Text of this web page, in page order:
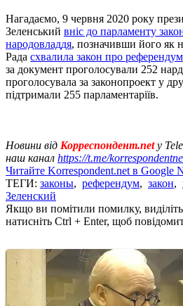
Нагадаємо, 9 червня 2020 року
Зеленський вніс до парламенту
народовладдя, позначивши його як
Рада схвалила закон про референдум
за документ проголосували 252
проголосувала за законопроект у
підтримали 255 парламентаріїв.
Новини від Корреспондент.netу
наш канал https://t.me/
Читайте Korrespondent.net в Google
ТЕГИ: законы, референдум, закон,
Зеленский
Якщо ви помітили помилку, виділіть
натисніть Ctrl + Enter, щоб